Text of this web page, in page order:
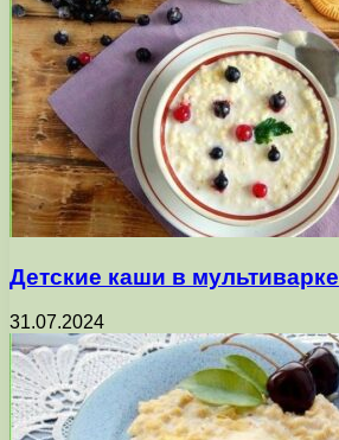
Детские каши в мультиварке
31.07.2024